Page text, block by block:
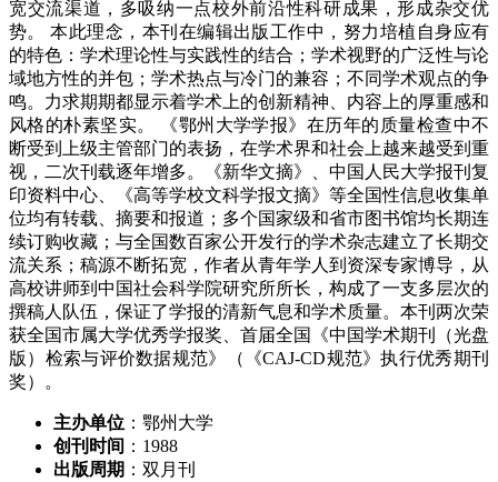
宽交流渠道，多吸纳一点校外前沿性科研成果，形成杂交优
势。 本此理念，本刊在编辑出版工作中，努力培植自身应有
的特色：学术理论性与实践性的结合；学术视野的广泛性与论
域地方性的并包；学术热点与冷门的兼容；不同学术观点的争
鸣。力求期期都显示着学术上的创新精神、内容上的厚重感和
风格的朴素坚实。 《鄂州大学学报》在历年的质量检查中不
断受到上级主管部门的表扬，在学术界和社会上越来越受到重
视，二次刊载逐年增多。《新华文摘》、中国人民大学报刊复
印资料中心、《高等学校文科学报文摘》等全国性信息收集单
位均有转载、摘要和报道；多个国家级和省市图书馆均长期连
续订购收藏；与全国数百家公开发行的学术杂志建立了长期交
流关系；稿源不断拓宽，作者从青年学人到资深专家博导，从
高校讲师到中国社会科学院研究所所长，构成了一支多层次的
撰稿人队伍，保证了学报的清新气息和学术质量。本刊两次荣
获全国市属大学优秀学报奖、首届全国《中国学术期刊（光盘
版）检索与评价数据规范》（《CAJ-CD规范》执行优秀期刊
奖）。
主办单位 ：鄂州大学
创刊时间 ：1988
出版周期 ：双月刊